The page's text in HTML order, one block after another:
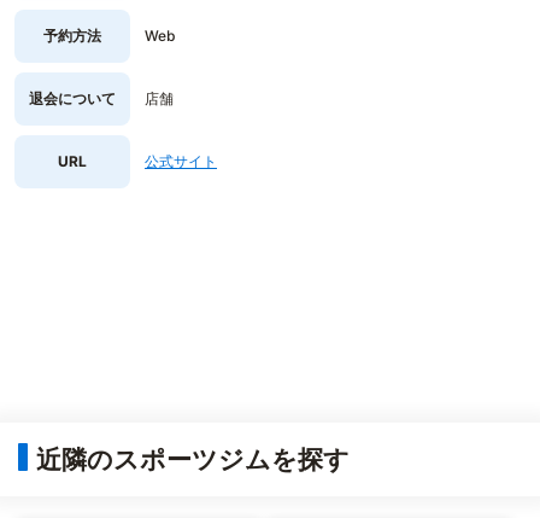
予約方法 Web
退会について 店舗
URL 公式サイト
近隣のスポーツジムを探す